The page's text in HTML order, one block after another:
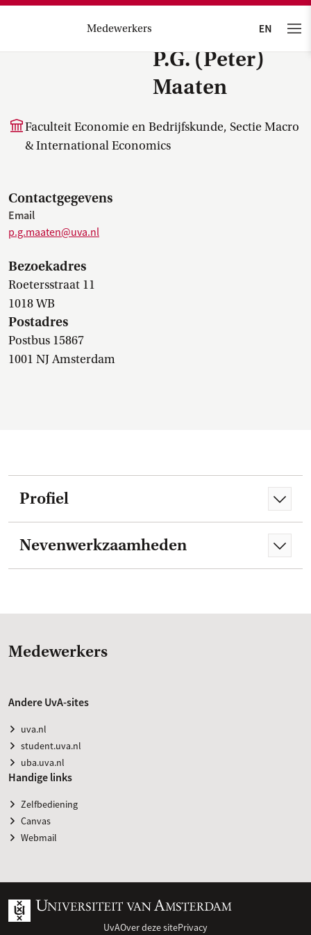
Medewerkers
P.G. (Peter)
Maaten
Faculteit Economie en Bedrijfskunde, Sectie Macro
& International Economics
Contactgegevens
Email
p.g.maaten@uva.nl
Bezoekadres
Roetersstraat 11
1018 WB
Postadres
Postbus 15867
1001 NJ Amsterdam
Profiel
Nevenwerkzaamheden
Medewerkers
Andere UvA-sites
uva.nl
student.uva.nl
uba.uva.nl
Handige links
Zelfbediening
Canvas
Webmail
UvAOver deze sitePrivacy